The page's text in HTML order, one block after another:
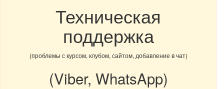
Техническая
поддержка
(проблемы с курсом, клубом, сайтом, добавление в чат)
(Viber, WhatsApp)